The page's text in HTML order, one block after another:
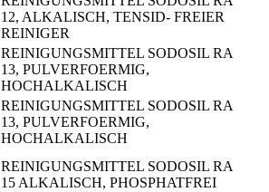
12, ALKALISCH, TENSID- FREIER
REINIGER
REINIGUNGSMITTEL SODOSIL RA
13, PULVERFOERMIG,
HOCHALKALISCH
REINIGUNGSMITTEL SODOSIL RA
13, PULVERFOERMIG,
HOCHALKALISCH
REINIGUNGSMITTEL SODOSIL RA
15 ALKALISCH, PHOSPHATFREI